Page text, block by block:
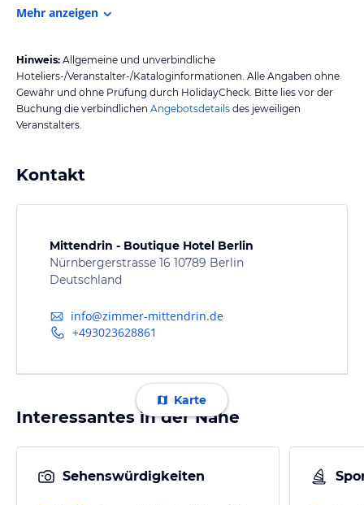
Mehr anzeigen
Hinweis: Allgemeine und unverbindliche
Hoteliers-/Veranstalter-/Kataloginformationen. Alle Angaben ohne
Gewähr und ohne Prüfung durch HolidayCheck. Bitte lies vor der
Buchung die verbindlichen Angebotsdetails des jeweiligen
Veranstalters.
Kontakt
Mittendrin - Boutique Hotel Berlin
Nürnbergerstrasse 16 10789 Berlin
Deutschland
info@zimmer-mittendrin.de
+493023628861
Karte
Interessantes in der Nähe
Sehenswürdigkeiten